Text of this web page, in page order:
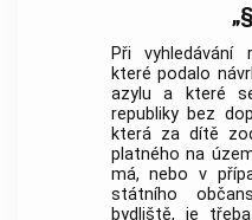
Při vyhledávání
které podalo
azylu a které
republiky bez
která za dítě
platného na
má, nebo v
státního
bydliště, je